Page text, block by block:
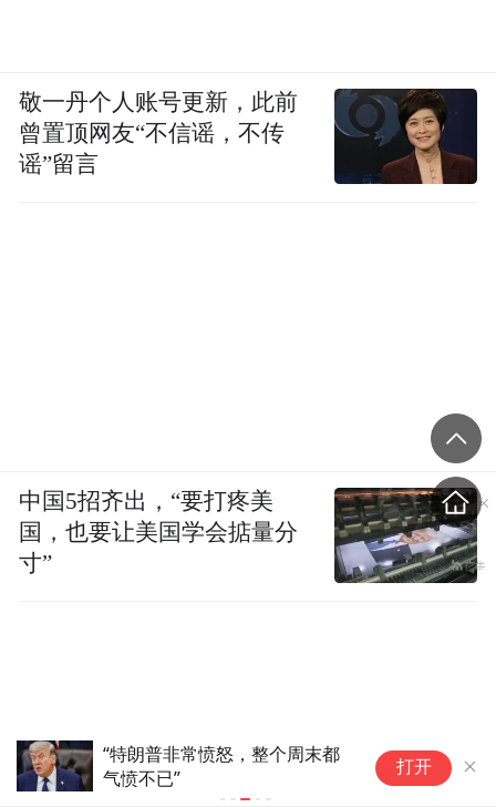
美媒爆：美总统“亲密盟友”皮罗
拖着“一箱证据”赴白宫，当着特
朗普的面质问内政部长
打开
敬一丹个人账号更新，此前
曾置顶网友“不信谣，不传
谣”留言
中国5招齐出，“要打疼美
国，也要让美国学会掂量分
寸”